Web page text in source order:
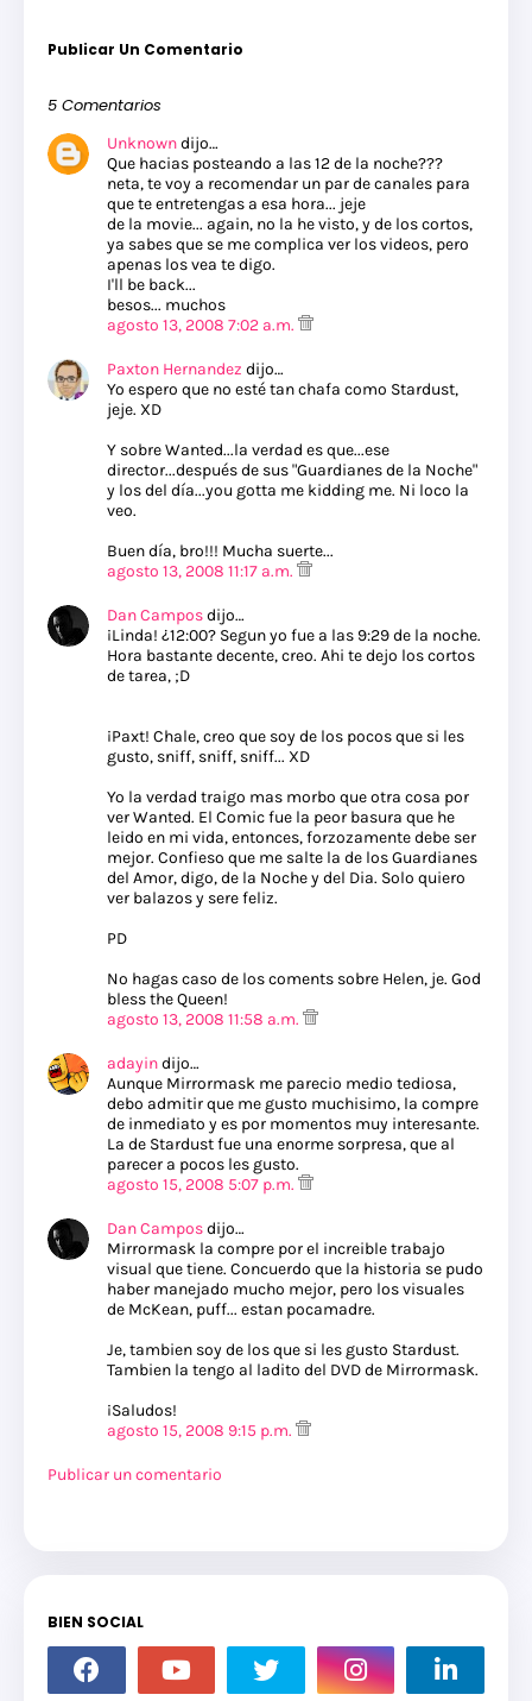
Publicar Un Comentario
5 Comentarios
Unknowndijo…
Que hacias posteando a las 12 de la noche???
neta, te voy a recomendar un par de canales para
que te entretengas a esa hora... jeje
de la movie... again, no la he visto, y de los cortos,
ya sabes que se me complica ver los videos, pero
apenas los vea te digo.
I'll be back...
besos... muchos
agosto 13, 2008 7:02 a.m.
Paxton Hernandez dijo…
Yo espero que no esté tan chafa como Stardust,
jeje. XD
Y sobre Wanted...la verdad es que...ese
director...después de sus "Guardianes de la Noche"
y los del día...you gotta me kidding me. Ni loco la
veo.
Buen día, bro!!! Mucha suerte...
agosto 13, 2008 11:17 a.m.
Dan Camposdijo…
¡Linda! ¿12:00? Segun yo fue a las 9:29 de la noche.
Hora bastante decente, creo. Ahi te dejo los cortos
de tarea, ;D
¡Paxt! Chale, creo que soy de los pocos que si les
gusto, sniff, sniff, sniff... XD
Yo la verdad traigo mas morbo que otra cosa por
ver Wanted. El Comic fue la peor basura que he
leido en mi vida, entonces, forzozamente debe ser
mejor. Confieso que me salte la de los Guardianes
del Amor, digo, de la Noche y del Dia. Solo quiero
ver balazos y sere feliz.
PD
No hagas caso de los coments sobre Helen, je. God
bless the Queen!
agosto 13, 2008 11:58 a.m.
adayindijo…
Aunque Mirrormask me parecio medio tediosa,
debo admitir que me gusto muchisimo, la compre
de inmediato y es por momentos muy interesante.
La de Stardust fue una enorme sorpresa, que al
parecer a pocos les gusto.
agosto 15, 2008 5:07 p.m.
Dan Camposdijo…
Mirrormask la compre por el increible trabajo
visual que tiene. Concuerdo que la historia se pudo
haber manejado mucho mejor, pero los visuales
de McKean, puff... estan pocamadre.
Je, tambien soy de los que si les gusto Stardust.
Tambien la tengo al ladito del DVD de Mirrormask.
¡Saludos!
agosto 15, 2008 9:15 p.m.
Publicar un comentario
BIEN SOCIAL